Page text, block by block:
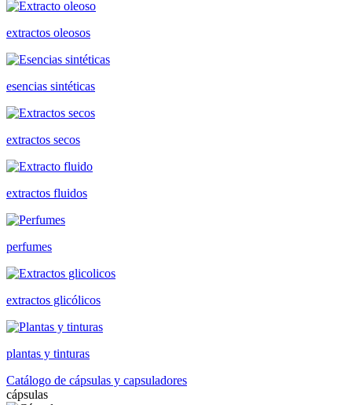
extractos oleosos
esencias sintéticas
extractos secos
extractos fluidos
perfumes
extractos glicólicos
plantas y tinturas
Catálogo de cápsulas y capsuladores
cápsulas